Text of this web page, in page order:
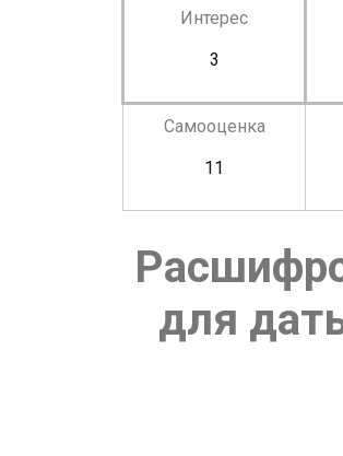
Интерес
3
Самооценка
11
для